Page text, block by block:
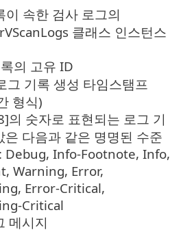
이 속한 검사 로그의
클래스 인스턴스
의 고유 ID
그 기록 생성 타임스탬프
형식)
의 숫자로 표현되는 로그 기
은 다음과 같은 명명된 수준
Debug, Info-Footnote, Info,
Warning, Error,
Error-Critical,
Critical
메시지